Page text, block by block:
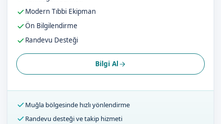
Modern Tıbbi Ekipman
Ön Bilgilendirme
Randevu Desteği
Bilgi Al
Muğla bölgesinde hızlı yönlendirme
Randevu desteği ve takip hizmeti